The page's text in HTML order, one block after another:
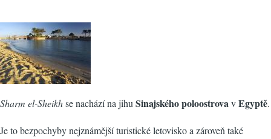
Sharm el-Sheikhse nachází na jihu Sinajského poloostrovavEgyptě.
Je to bezpochyby nejznámější turistické letovisko a zároveň také